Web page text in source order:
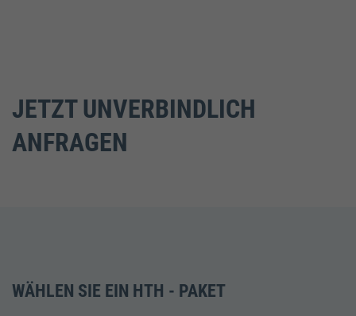
JETZT UNVERBINDLICH
ANFRAGEN
WÄHLEN SIE EIN HTH - PAKET